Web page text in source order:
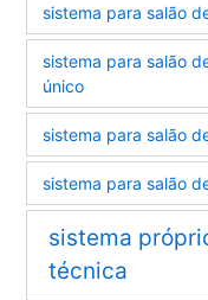
sistema para salão
sistema para salão
único
sistema para salão
sistema para salão
sistema
técnica